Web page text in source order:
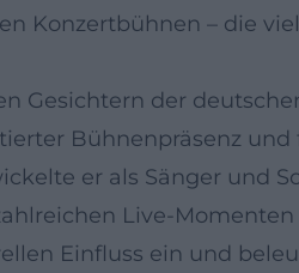
Konzertbühnen – die
Gesichtern der
Bühnenpräsenz
er als Sänger und
Live-
Einfluss ein und